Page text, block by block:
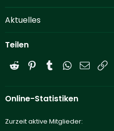
Aktuelles
Teilen
Reddit PinterestTumblrWhatsApp
E-Mail
Online-Statistiken
Zurzeit aktive Mitglieder